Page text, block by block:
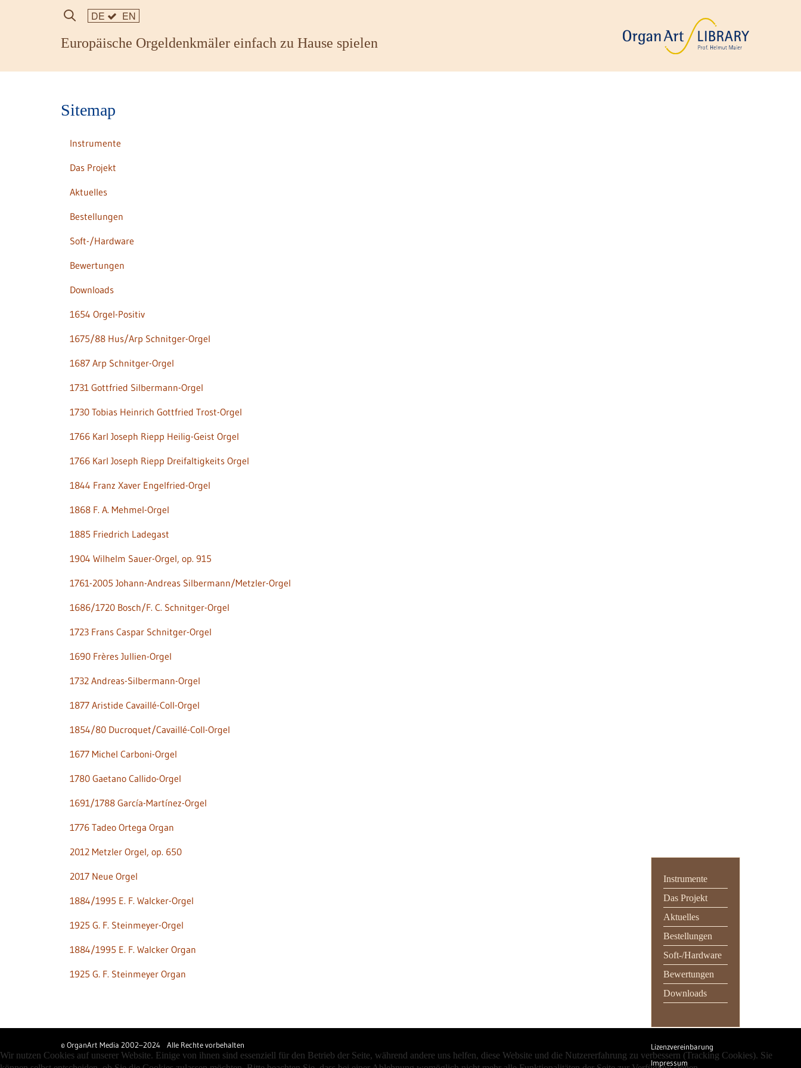
Europäische Orgeldenkmäler einfach zu Hause spielen
DE EN
Sitemap
Instrumente
Das Projekt
Aktuelles
Bestellungen
Soft-/Hardware
Bewertungen
Downloads
1654 Orgel-Positiv
1675/88 Hus/Arp Schnitger-Orgel
1687 Arp Schnitger-Orgel
1731 Gottfried Silbermann-Orgel
1730 Tobias Heinrich Gottfried Trost-Orgel
1766 Karl Joseph Riepp Heilig-Geist Orgel
1766 Karl Joseph Riepp Dreifaltigkeits Orgel
1844 Franz Xaver Engelfried-Orgel
1868 F. A. Mehmel-Orgel
1885 Friedrich Ladegast
1904 Wilhelm Sauer-Orgel, op. 915
1761-2005 Johann-Andreas Silbermann/Metzler-Orgel
1686/1720 Bosch/F. C. Schnitger-Orgel
1723 Frans Caspar Schnitger-Orgel
1690 Frères Jullien-Orgel
1732 Andreas-Silbermann-Orgel
1877 Aristide Cavaillé-Coll-Orgel
1854/80 Ducroquet/Cavaillé-Coll-Orgel
1677 Michel Carboni-Orgel
1780 Gaetano Callido-Orgel
1691/1788 García-Martínez-Orgel
1776 Tadeo Ortega Organ
2012 Metzler Orgel, op. 650
2017 Neue Orgel
1884/1995 E. F. Walcker-Orgel
1925 G. F. Steinmeyer-Orgel
1884/1995 E. F. Walcker Organ
1925 G. F. Steinmeyer Organ
Instrumente
Das Projekt
Aktuelles
Bestellungen
Soft-/Hardware
Bewertungen
Downloads
© OrganArt Media 2002–2024 Alle Rechte vorbehalten
Lizenzvereinbarung
Impressum
Wir nutzen Cookies auf unserer Website. Einige von ihnen sind essenziell für den Betrieb der Seite, während andere uns helfen, diese Website und die Nutzererfahrung zu verbessern (Tracking Cookies). Sie